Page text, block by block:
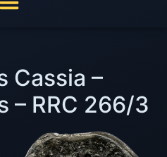
Cassia –
– RRC 266/3